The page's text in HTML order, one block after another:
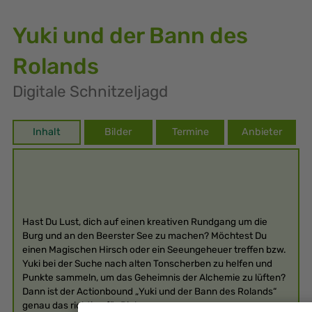
Yuki und der Bann des
Rolands
Digitale Schnitzeljagd
Inhalt Bilder Termine Anbieter
Hast Du Lust, dich auf einen kreativen Rundgang um die
Burg und an den Beerster See zu machen? Möchtest Du
einen Magischen Hirsch oder ein Seeungeheuer treffen bzw.
Yuki bei der Suche nach alten Tonscherben zu helfen und
Punkte sammeln, um das Geheimnis der Alchemie zu lüften?
Dann ist der Actionbound „Yuki und der Bann des Rolands“
genau das richtige für Dich.